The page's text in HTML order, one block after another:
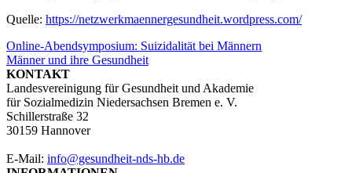
Quelle: https://netzwerkmaennergesundheit.wordpress.com/
Beitragsnavigation
Online-Abendsymposium: Suizidalität bei Männern
Männer und ihre Gesundheit
KONTAKT
Landesvereinigung für Gesundheit und Akademie
für Sozialmedizin Niedersachsen Bremen e. V.
Schillerstraße 32
30159 Hannover
E-Mail: info@gesundheit-nds-hb.de